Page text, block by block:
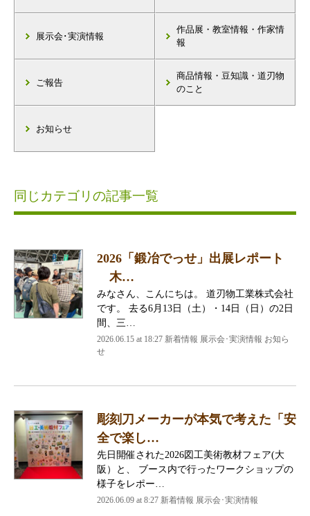
展示会･実演情報
作品展・教室情報・作家情
報
ご報告
商品情報・豆知識・道刃物
のこと
お知らせ
同じカテゴリの記事一覧
2026「鍛冶でっせ」出展レポート
木…
みなさん、こんにちは。 道刃物工業株式会社
です。 去る6月13日（土）・14日（日）の2日
間、三…
2026.06.15 at 18:27 新着情報 展示会･実演情報 お知ら
せ
彫刻刀メーカーが本気で考えた「安
全で楽し…
先日開催された2026図工美術教材フェア(大
阪）と、 ブース内で行ったワークショップの
様子をレポー…
2026.06.09 at 8:27 新着情報 展示会･実演情報